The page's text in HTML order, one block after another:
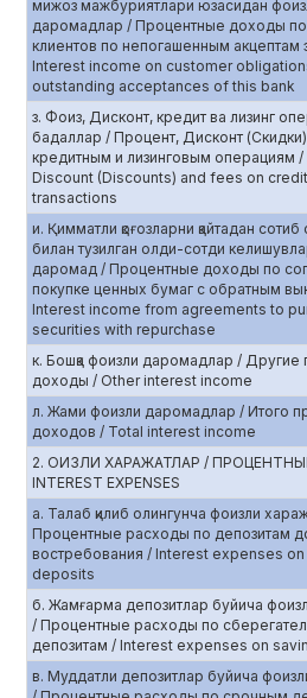
мижоз мажбуриятлари юзасидан
даромадлар / Процентные доходы
клиентов по непогашенным акцептам
Interest income on customer
outstanding acceptances of this bank
з. Фоиз, Дисконт, кредит ва лизинг
бадаллар / Процент, Дисконт
кредитным и лизинговым операциям
Discount (Discounts) and fees on
transactions
и. Қимматли қоғозларни қайтадан
билан тузилган олди-сотди
даромад / Процентные доходы по
покупке ценных бумаг с обратным
Interest income from agreements to
securities with repurchase
к. Бошқа фоизли даромадлар / Другие
доходы / Other interest income
л. Жами фоизли даромадлар / Итого
доходов / Total interest income
2. ОИЗЛИ ХАРАЖАТЛАР /
INTEREST EXPENSES
а. Талаб қилиб олингунча фоизли
Процентные расходы по депозитам
востребования / Interest expenses
deposits
б. Жамғарма депозитлар буйича
/ Процентные расходы по
депозитам / Interest expenses on
в. Муддатли депозитлар буйича